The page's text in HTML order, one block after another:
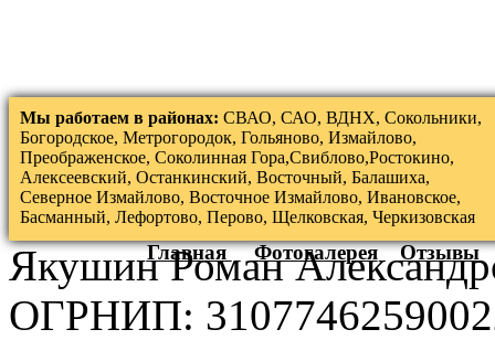
Мы работаем в районах: СВАО, САО, ВДНХ, Сокольники,
Богородское, Метрогородок, Гольяново, Измайлово,
Преображенское, Соколинная Гора,Свиблово,Ростокино,
Алексеевский, Останкинский, Восточный, Балашиха,
Северное Измайлово, Восточное Измайлово, Ивановское,
Басманный, Лефортово, Перово, Щелковская, Черкизовская
Главная Фотогалерея Отзывы
Якушин Роман
ОГРНИП: